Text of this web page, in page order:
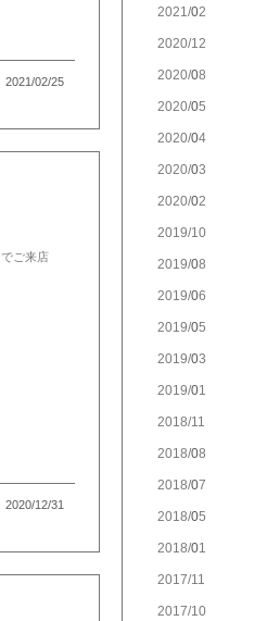
2021/02/25
ご来店
2020/12/31
2021/ 2
2020/12
2020/ 8
2020/ 5
2020/ 4
2020/ 3
2020/ 2
2019/10
2019/ 8
2019/ 6
2019/ 5
2019/ 3
2019/ 1
2018/11
2018/ 8
2018/ 7
2018/ 5
2018/ 1
2017/11
2017/10